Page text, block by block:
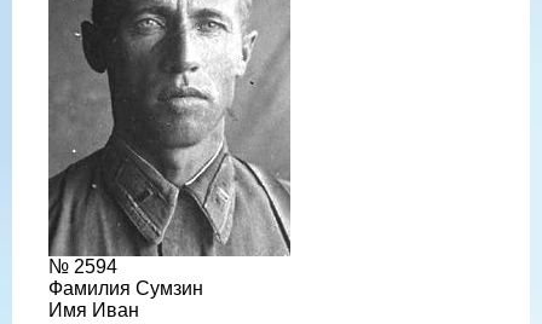
№ 2594
Фамилия Сумзин
Имя Иван